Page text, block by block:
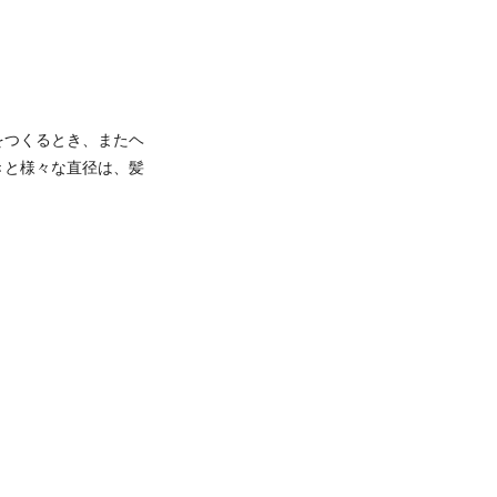
くるとき、またヘ
様々な直径は、髪